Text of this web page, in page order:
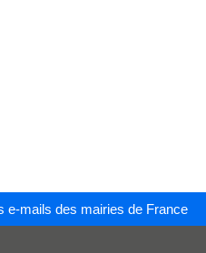
e-mails des mairies de France